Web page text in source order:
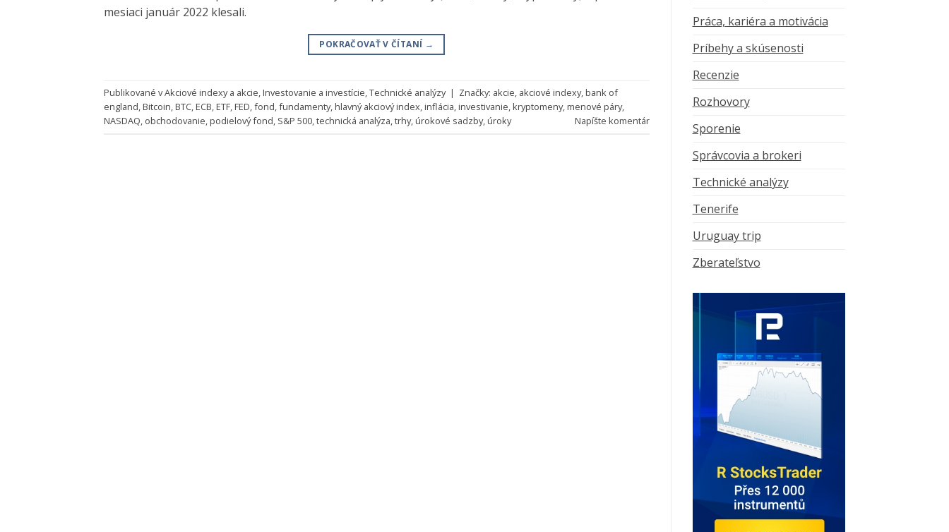
mesiaci január 2022 klesali.
POKRAČOVAŤ V ČÍTANÍ →
Publikované vAkciové indexy a akcie,Investovanie a investície,Technické analýzy | Značky: akcie, akciové indexy,bank of
england,Bitcoin,BTC,ECB,ETF,FED,fond,fundamenty,hlavný akciový index,inflácia,investivanie,kryptomeny,menové páry,
NASDAQ, obchodovanie,podielový fond, S&P 500,technická analýza,trhy,úrokové sadzby,úroky Napíšte komentár
Práca, kariéra a motivácia
Príbehy a skúsenosti
Recenzie
Rozhovory
Sporenie
Správcovia a brokeri
Technické analýzy
Tenerife
Uruguay trip
Zberateľstvo